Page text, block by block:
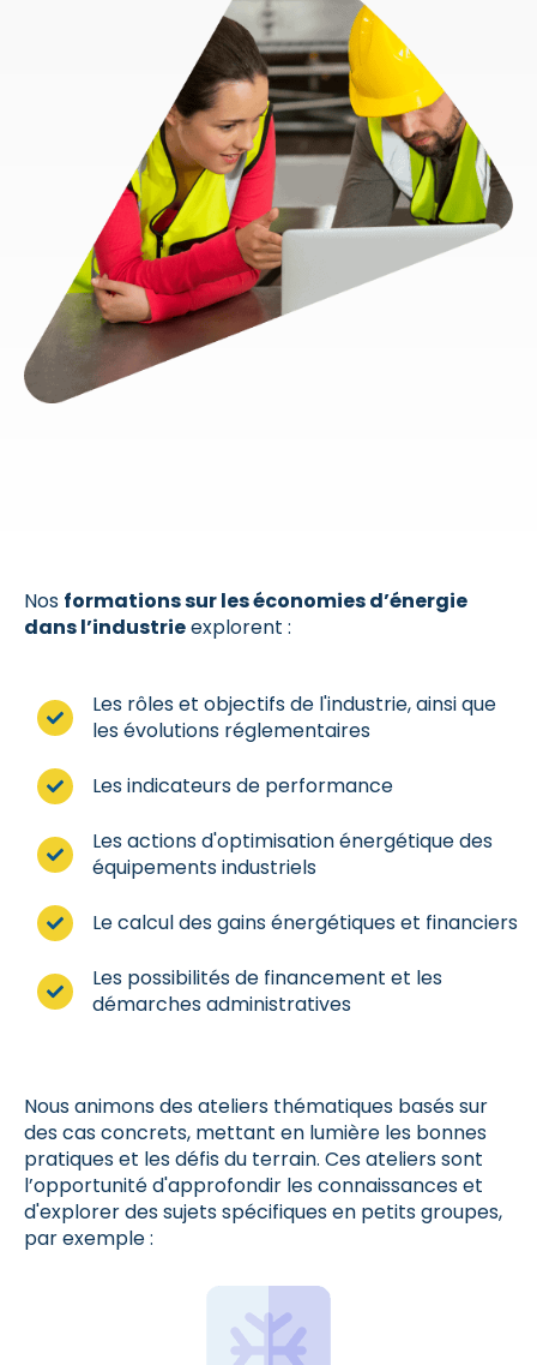
Nos formations sur les économies d’énergie
dans l’industrieexplorent :
Les rôles et objectifs de l'industrie, ainsi que
les évolutions réglementaires
Les indicateurs de performance
Les actions d'optimisation énergétique des
équipements industriels
Le calcul des gains énergétiques et financiers
Les possibilités de financement et les
démarches administratives
Nous animons des ateliers thématiques basés sur
des cas concrets, mettant en lumière les bonnes
pratiques et les défis du terrain. Ces ateliers sont
l’opportunité d'approfondir les connaissances et
d'explorer des sujets spécifiques en petits groupes,
par exemple :